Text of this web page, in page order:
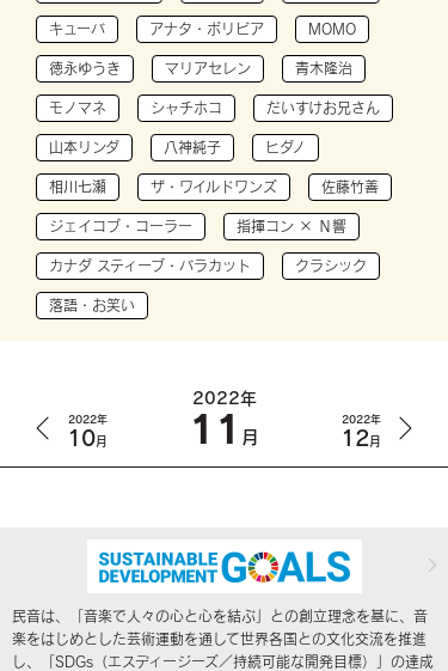
キューバ アナタ・ボリビア MOMO
徳永ゆうき マリアセレン 青木隆治
モノマネ シャチホコ だいすけお兄さん
山本リンダ 八神純子 ヒダノ
相川七瀬 ザ・ワイルドワンズ 佐藤竹善
ジェイコブ・コーラー 指揮コン × Ｎ響
カナダ スティーブ・バラカット クラシック
落語・お笑い
2022年
10月
2022年
11 月
2022年
12月
民音は、「音楽で人々の心と心を結ぶ」との創立理念を基に、音
楽をはじめとした芸術運動を通して世界各国との文化交流を推進
し、「SDGs（エスディージーズ／持続可能な開発目標）」の達成